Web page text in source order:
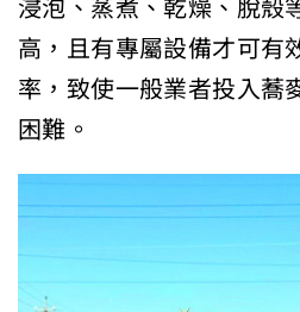
高，且有專屬設備才可
率，致使一般業者投入
困難。